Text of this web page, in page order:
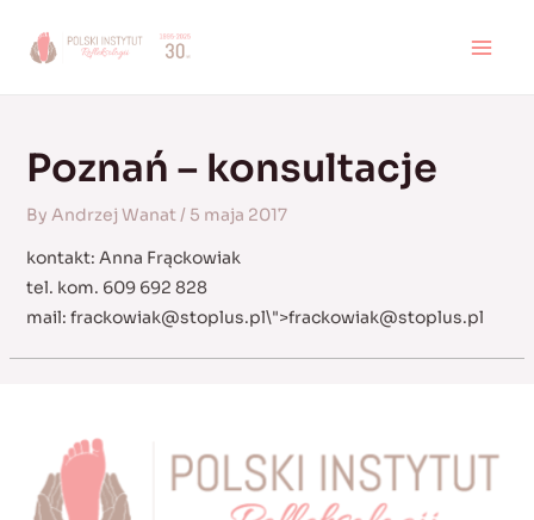
Poznań – konsultacje
By Andrzej Wanat/ 5 maja 2017
kontakt: Anna Frąckowiak
tel. kom. 609 692 828
mail: frackowiak@stoplus.pl\">frackowiak@stoplus.pl